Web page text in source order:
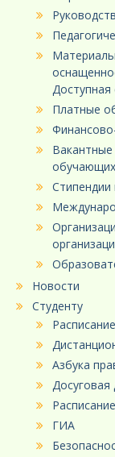
Доступная
Платные
Новости
Студенту
Расписание
Азбука
Досуговая
ГИА